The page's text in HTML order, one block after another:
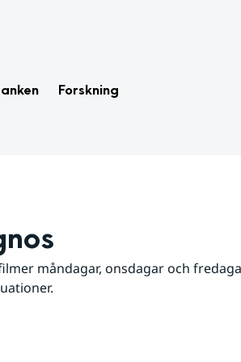
Forskning
måndagar, onsdagar och